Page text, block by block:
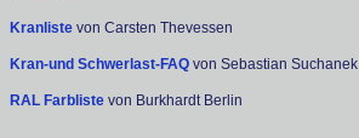
Kranliste von Carsten Thevessen
Kran-und Schwerlast-FAQ von Sebastian Suchanek
RAL Farbliste von Burkhardt Berlin